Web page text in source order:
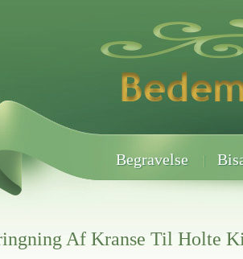
Begravelse
Af Kranse Til Holte